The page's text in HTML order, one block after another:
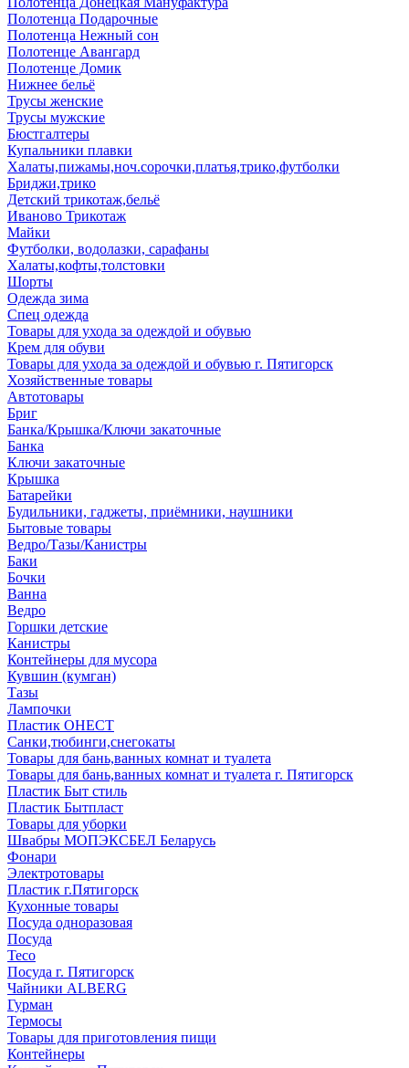
Полотенца Подарочные
Полотенца Нежный сон
Полотенце Авангард
Полотенце Домик
Нижнее бельё
Трусы женские
Трусы мужские
Бюстгалтеры
Купальники плавки
Халаты,пижамы,ноч.сорочки,платья,трико,футболки
Бриджи,трико
Детский трикотаж,бельё
Иваново Трикотаж
Майки
Футболки, водолазки, сарафаны
Халаты,кофты,толстовки
Шорты
Одежда зима
Спец одежда
Товары для ухода за одеждой и обувью
Крем для обуви
Товары для ухода за одеждой и обувью г. Пятигорск
Хозяйственные товары
Автотовары
Бриг
Банка/Крышка/Ключи закаточные
Банка
Ключи закаточные
Крышка
Батарейки
Будильники, гаджеты, приёмники, наушники
Бытовые товары
Ведро/Тазы/Канистры
Баки
Бочки
Ванна
Ведро
Горшки детские
Канистры
Контейнеры для мусора
Кувшин (кумган)
Тазы
Лампочки
Пластик ОНЕСТ
Санки,тюбинги,снегокаты
Товары для бань,ванных комнат и туалета
Товары для бань,ванных комнат и туалета г. Пятигорск
Пластик Быт стиль
Пластик Бытпласт
Товары для уборки
Швабры МОПЭКСБЕЛ Беларусь
Фонари
Электротовары
Пластик г.Пятигорск
Кухонные товары
Посуда одноразовая
Посуда
Teco
Посуда г. Пятигорск
Чайники ALBERG
Гурман
Термосы
Товары для приготовления пищи
Контейнеры